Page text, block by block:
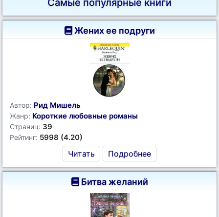
Самые популярные книги
Жених ее подруги
Автор: Рид Мишель
Жанр: Короткие любовные романы
Страниц: 39
Рейтинг: 5998 (4.20)
Читать Подробнее
Битва желаний